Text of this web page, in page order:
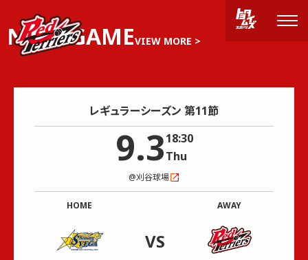
NEXT GAMEVIEW MORE >
レギュラーシーズン 第11節
9.318:30
Thu
@刈谷球場
HOME
VS
AWAY